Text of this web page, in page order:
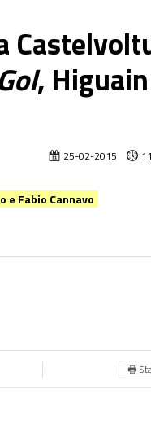
, Higuain
25-02-2015
e Fabio Cannavo
🖶